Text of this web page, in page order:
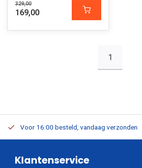
329,00
169,00
1
Voor 16:00 besteld, vandaag verzonden
Klantenservice